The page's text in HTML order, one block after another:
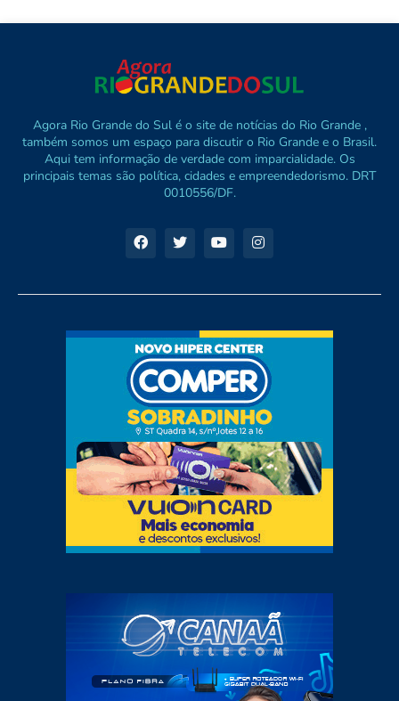
Agora Rio Grande do Sul é o site de notícias do Rio Grande ,
também somos um espaço para discutir o Rio Grande e o Brasil.
Aqui tem informação de verdade com imparcialidade. Os
principais temas são política, cidades e empreendedorismo. DRT
0010556/DF.